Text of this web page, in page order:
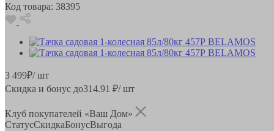
Код товара: 38395
3 499₽/ шт
Скидка и бонус до314.91 ₽/ шт
Клуб покупателей «Ваш Дом»
СтатусСкидкаБонусВыгода